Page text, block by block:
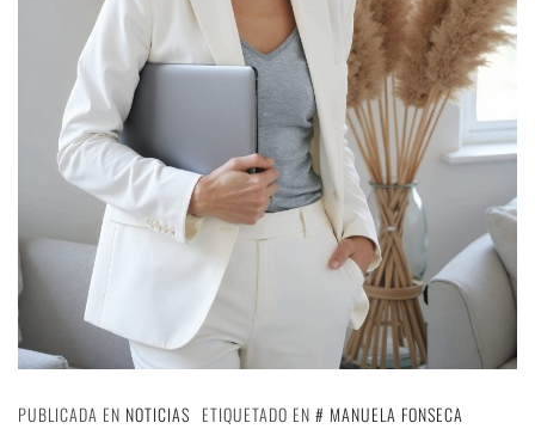
PUBLICADA EN NOTICIAS ETIQUETADO EN
MANUELA FONSECA